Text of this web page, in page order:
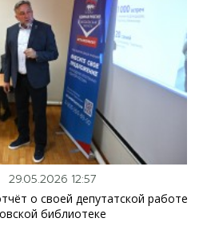
29.05.2026 12:57
о своей депутатской работе
библиотеке